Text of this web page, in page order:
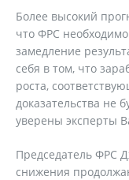
Более высокий
что ФРС
замедление
себя в том, что
роста,
доказательства не
уверены эксперты
Председатель ФРС
снижения